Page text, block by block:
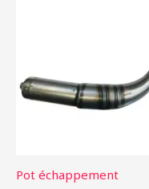
Pot échappement